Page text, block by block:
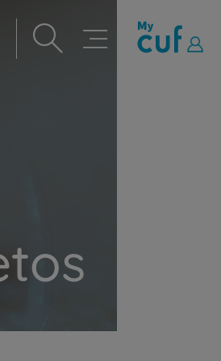
Navegação